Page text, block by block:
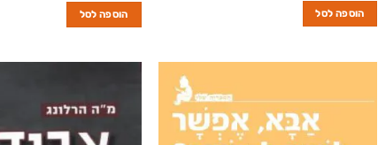
הוספה לסל
היה:
₪68.00.הוספה לסל